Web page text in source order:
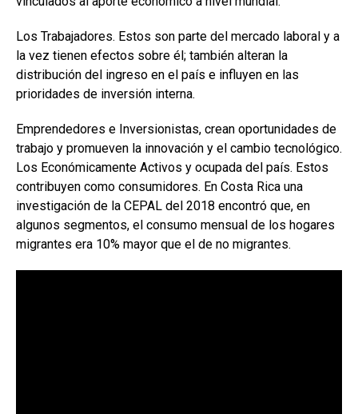
Los Trabajadores. Estos son parte del mercado laboral y a
la vez tienen efectos sobre él; también alteran la
distribución del ingreso en el país e influyen en las
prioridades de inversión interna.
Emprendedores e Inversionistas, crean oportunidades de
trabajo y promueven la innovación y el cambio tecnológico.
Los Económicamente Activos y ocupada del país. Estos
contribuyen como consumidores. En Costa Rica una
investigación de la CEPAL del 2018 encontró que, en
algunos segmentos, el consumo mensual de los hogares
migrantes era 10% mayor que el de no migrantes.